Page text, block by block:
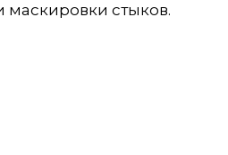
стыков.